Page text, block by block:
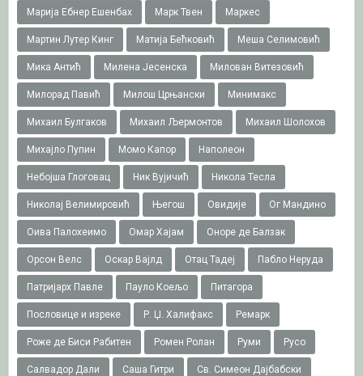
Марија Ебнер Ешенбах Марк Твен Маркес
Мартин Лутер Кинг Матија Бећковић Меша Селимовић
Мика Антић Милена Јесенска Милован Витезовић
Милорад Павић Милош Црњански Минимакс
Михаил Булгаков Михаил Љермонтов Михаил Шолохов
Михајло Пупин Момо Капор Наполеон
Небојша Глоговац Ник Вујичић Никола Тесла
Николај Велимировић Његош Овидије Ог Мандино
Оива Палохеимо Омар Хајам Оноре де Балзак
Орсон Велс Оскар Вајлд Отац Тадеј Пабло Неруда
Патријарх Павле Пауло Коељо Питагора
Пословице и изреке Р. Џ. Халифакс Ремарк
Роже де Биси Рабитен Ромен Ролан Руми Русо
Салвадор Дали Саша Гитри Св. Симеон Дајбабски